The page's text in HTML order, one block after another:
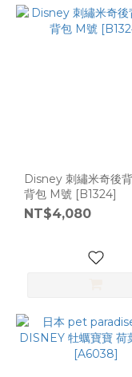
Disney 刺繡米奇後
背包 M號 [B1324]
NT$4,080